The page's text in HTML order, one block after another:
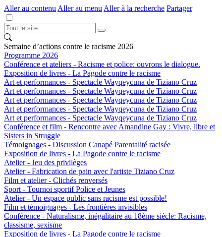
Aller au contenu Aller au menu Aller à la recherche Partager
Semaine d’actions contre le racisme 2026
Programme 2026
Conférence et ateliers - Racisme et police: ouvrons le dialogue.
Exposition de livres - La Pagode contre le racisme
Art et performances - Spectacle Wayqeycuna de Tiziano Cruz
Art et performances - Spectacle Wayqeycuna de Tiziano Cruz
Art et performances - Spectacle Wayqeycuna de Tiziano Cruz
Art et performances - Spectacle Wayqeycuna de Tiziano Cruz
Art et performances - Spectacle Wayqeycuna de Tiziano Cruz
Conférence et film - Rencontre avec Amandine Gay : Vivre, libre et
Sisters in Struggle
Témoignages - Discussion Canapé Parentalité racisée
Exposition de livres - La Pagode contre le racisme
Atelier - Jeu des privilèges
Atelier - Fabrication de pain avec l'artiste Tiziano Cruz
Film et atelier - Clichés renversés
Sport - Tournoi sportif Police et Jeunes
Atelier - Un espace public sans racisme est possible!
Film et témoignages - Les frontières invisibles
Conférence - Naturalisme, inégalitaire au 18ème siècle: Racisme,
classisme, sexisme
Exposition de livres - La Pagode contre le racisme